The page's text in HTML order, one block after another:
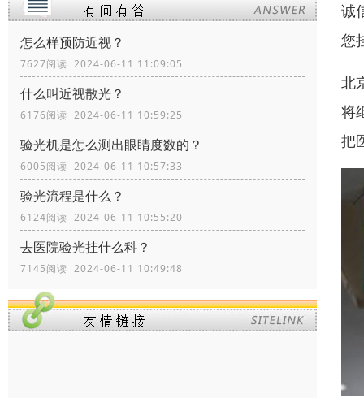
怎么样预防近视？
7627阅读 2024-06-11 11:09:05
什么叫近视散光？
6176阅读 2024-06-11 10:59:25
验光机是怎么测出眼睛度数的？
6005阅读 2024-06-11 10:57:33
验光流程是什么？
6124阅读 2024-06-11 10:55:20
去医院验光挂什么科？
7145阅读 2024-06-11 10:49:48
诚
您
北
将
把